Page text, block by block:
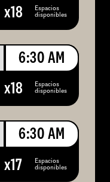
x18 Espacios
disponibles
6:30 AM
x18 Espacios
disponibles
6:30 AM
x17 Espacios
disponibles